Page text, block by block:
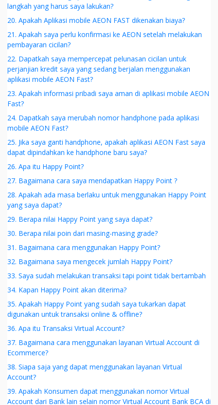
langkah yang harus saya lakukan?
20. Apakah Aplikasi mobile AEON FAST dikenakan biaya?
21. Apakah saya perlu konfirmasi ke AEON setelah melakukan
pembayaran cicilan?
22. Dapatkah saya mempercepat pelunasan cicilan untuk
perjanjian kredit saya yang sedang berjalan menggunakan
aplikasi mobile AEON Fast?
23. Apakah informasi pribadi saya aman di aplikasi mobile AEON
Fast?
24. Dapatkah saya merubah nomor handphone pada aplikasi
mobile AEON Fast?
25. Jika saya ganti handphone, apakah aplikasi AEON Fast saya
dapat dipindahkan ke handphone baru saya?
26. Apa itu Happy Point?
27. Bagaimana cara saya mendapatkan Happy Point ?
28. Apakah ada masa berlaku untuk menggunakan Happy Point
yang saya dapat?
29. Berapa nilai Happy Point yang saya dapat?
30. Berapa nilai poin dari masing-masing grade?
31. Bagaimana cara menggunakan Happy Point?
32. Bagaimana saya mengecek jumlah Happy Point?
33. Saya sudah melakukan transaksi tapi point tidak bertambah
34. Kapan Happy Point akan diterima?
35. Apakah Happy Point yang sudah saya tukarkan dapat
digunakan untuk transaksi online & offline?
36. Apa itu Transaksi Virtual Account?
37. Bagaimana cara menggunakan layanan Virtual Account di
Ecommerce?
38. Siapa saja yang dapat menggunakan layanan Virtual
Account?
39. Apakah Konsumen dapat menggunakan nomor Virtual
Account dari Bank lain selain nomor Virtual Account Bank BCA di